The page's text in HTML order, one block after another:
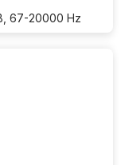
67-20000 Hz